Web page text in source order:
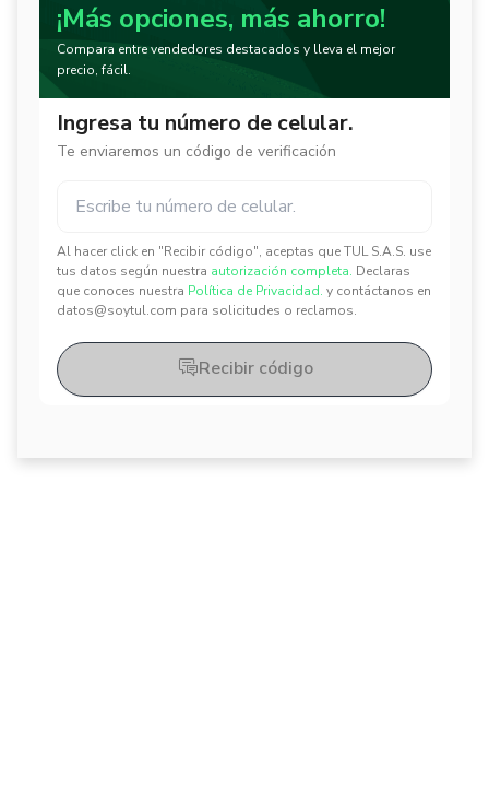
¡Más opciones, más ahorro!
Compara entre vendedores destacados y lleva el mejor
precio, fácil.
Ingresa tu número de celular.
Te enviaremos un código de verificación
Al hacer click en "Recibir código", aceptas que TUL S.A.S. use
tus datos según nuestra autorización completa. Declaras
que conoces nuestra Política de Privacidad. y contáctanos en
datos@soytul.com para solicitudes o reclamos.
Recibir código